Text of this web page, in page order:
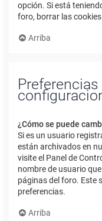
opción. Si está
foro, borrar las
Arriba
¿Cómo se puede
Si es un usuario
están archivados en
visite el Panel de
nombre de usuario
páginas del foro. Este
preferencias.
Arriba